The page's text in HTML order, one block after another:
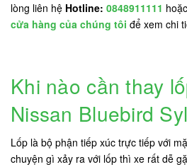
lòng liên hệ Hotline: 0848911111
cửa hàng của chúng tôi để xem chi
Khi nào cần thay
Nissan Bluebird
Lốp là bộ phận tiếp xúc trực tiếp với
chuyện gì xảy ra với lốp thì xe rất dễ